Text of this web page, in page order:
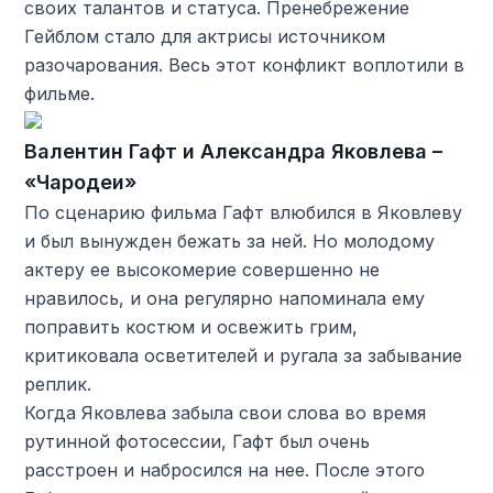
своих талантов и статуса. Пренебрежение
Гейблом стало для актрисы источником
разочарования. Весь этот конфликт воплотили в
фильме.
Валентин Гафт и Александра Яковлева –
«Чародеи»
По сценарию фильма Гафт влюбился в Яковлеву
и был вынужден бежать за ней. Но молодому
актеру ее высокомерие совершенно не
нравилось, и она регулярно напоминала ему
поправить костюм и освежить грим,
критиковала осветителей и ругала за забывание
реплик.
Когда Яковлева забыла свои слова во время
рутинной фотосессии, Гафт был очень
расстроен и набросился на нее. После этого